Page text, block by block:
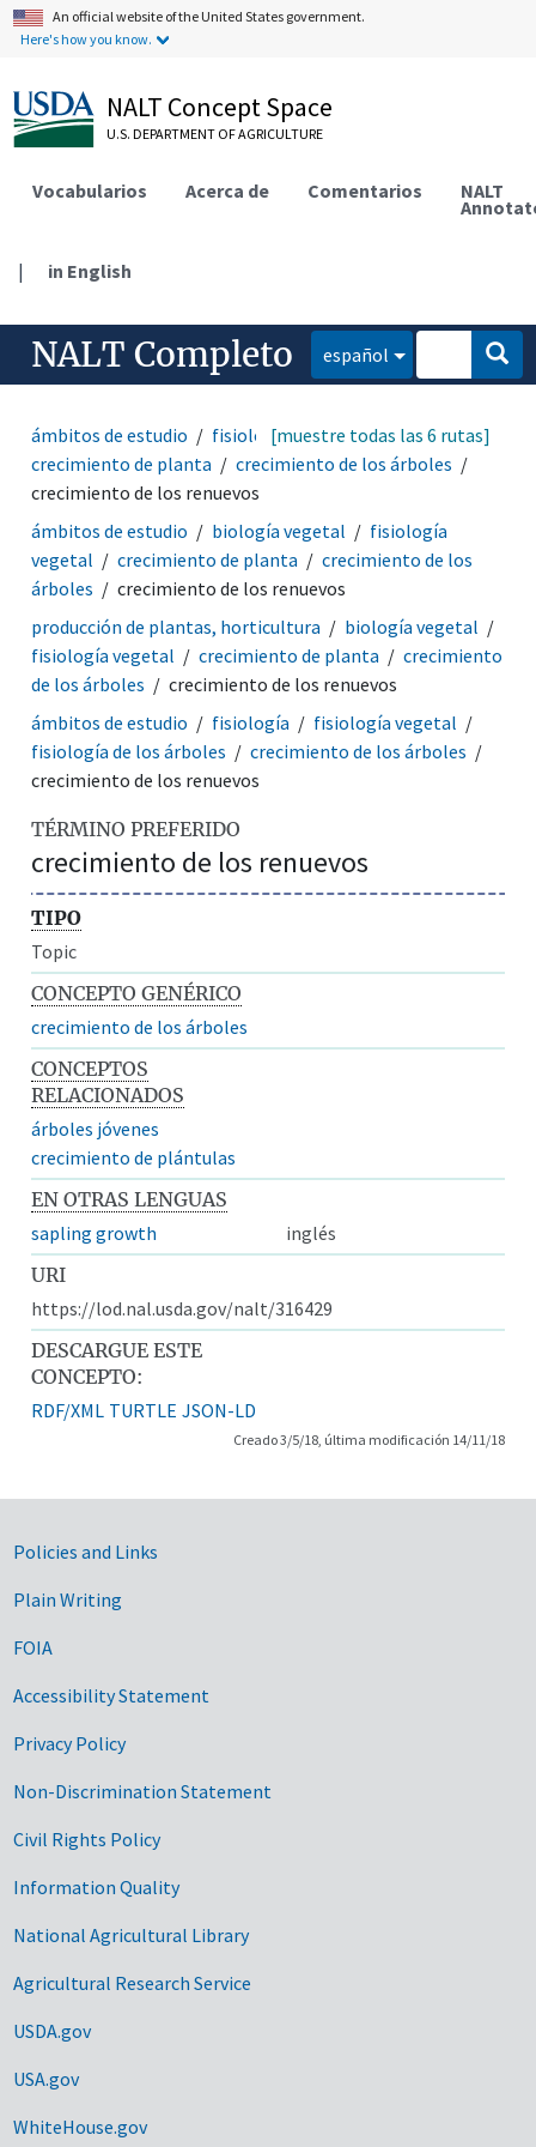
An official website of the United States government.
Here's how you know.
NALT Concept Space
U.S. DEPARTMENT OF AGRICULTURE
Vocabularios Acerca de Comentarios NALT
| in English
NALT Completo español
ámbitos de estudio fisiología
fisiología vegetal
crecimiento de planta
crecimiento de los árboles
crecimiento de los renuevos
[muestre todas las 6 rutas]
ámbitos de estudio biología vegetal
fisiología
vegetal
crecimiento de planta
crecimiento de los
árboles
crecimiento de los renuevos
producción de plantas, horticultura
biología vegetal
fisiología vegetal
crecimiento de planta
crecimiento
de los árboles
crecimiento de los renuevos
ámbitos de estudio
fisiología
fisiología vegetal
fisiología de los árboles
crecimiento de los árboles
crecimiento de los renuevos
TÉRMINO PREFERIDO
crecimiento de los renuevos
TIPO
Topic
CONCEPTO GENÉRICO
crecimiento de los árboles
CONCEPTOS
RELACIONADOS
árboles jóvenes
crecimiento de plántulas
EN OTRAS LENGUAS
sapling growth
inglés
URI
https://lod.nal.usda.gov/nalt/316429
DESCARGUE ESTE
CONCEPTO:
RDF/XML TURTLE JSON-LD
Creado 3/5/18, última modificación 14/11/18
Government Links
Policies and Links
Plain Writing
FOIA
Accessibility Statement
Privacy Policy
Non-Discrimination Statement
Civil Rights Policy
Information Quality
National Agricultural Library
Agricultural Research Service
USDA.gov
USA.gov
WhiteHouse.gov